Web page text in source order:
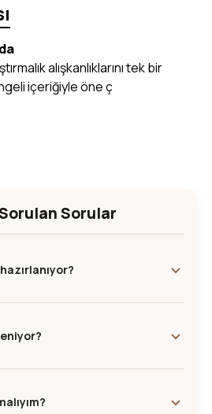
alışkanlıklarını tek bir
içeriğiyle öne ç
Sorular